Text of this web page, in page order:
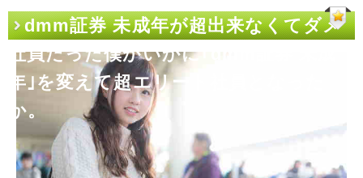
dmm証券 未成年が超出来なくてダメ
社員だった僕がいかに｢dmm証券 未成
年｣を変えて超エリート社員となった
か。